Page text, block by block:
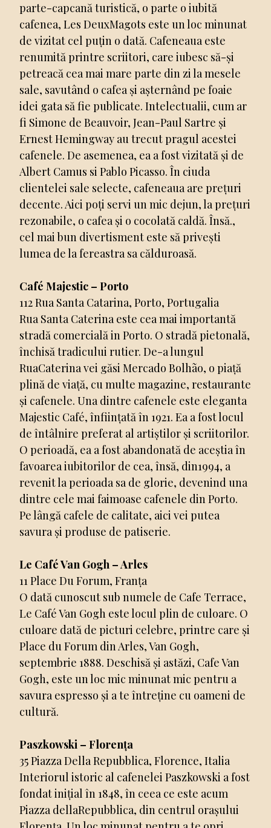
parte-capcană turistică, o parte o iubită
cafenea, Les DeuxMagots este un loc minunat
de vizitat cel puțin o dată. Cafeneaua este
renumită printre scriitori, care iubesc să-și
petreacă cea mai mare parte din zi la mesele
sale, savutând o cafea și așternând pe foaie
idei gata să fie publicate. Intelectualii, cum ar
fi Simone de Beauvoir, Jean-Paul Sartre și
Ernest Hemingway au trecut pragul acestei
cafenele. De asemenea, ea a fost vizitată și de
Albert Camus si Pablo Picasso. În ciuda
clientelei sale selecte, cafeneaua are prețuri
decente. Aici poți servi un mic dejun, la prețuri
rezonabile, o cafea și o cocolată caldă. Însă.,
cel mai bun divertisment este să privești
lumea de la fereastra sa călduroasă.
Café Majestic – Porto
112 Rua Santa Catarina, Porto, Portugalia
Rua Santa Caterina este cea mai importantă
stradă comercială in Porto. O stradă pietonală,
închisă tradicului rutier. De-a lungul
RuaCaterina vei găsi Mercado Bolhão, o piață
plină de viață, cu multe magazine, restaurante
și cafenele. Una dintre cafenele este eleganta
Majestic Café, înființată în 1921. Ea a fost locul
de întâlnire preferat al artiștilor și scriitorilor.
O perioadă, ea a fost abandonată de aceștia în
favoarea iubitorilor de cea, însă, din1994, a
revenit la perioada sa de glorie, devenind una
dintre cele mai faimoase cafenele din Porto.
Pe lângă cafele de calitate, aici vei putea
savura și produse de patiserie.
Le Café Van Gogh – Arles
11 Place Du Forum, Franța
O dată cunoscut sub numele de Cafe Terrace,
Le Café Van Gogh este locul plin de culoare. O
culoare dată de picturi celebre, printre care și
Place du Forum din Arles, Van Gogh,
septembrie 1888. Deschisă și astăzi, Cafe Van
Gogh, este un loc mic minunat mic pentru a
savura espresso și a te întreține cu oameni de
cultură.
Paszkowski – Florența
35 Piazza Della Repubblica, Florence, Italia
Interiorul istoric al cafenelei Paszkowski a fost
fondat inițial în 1848, în ceea ce este acum
Piazza dellaRepubblica, din centrul orașului